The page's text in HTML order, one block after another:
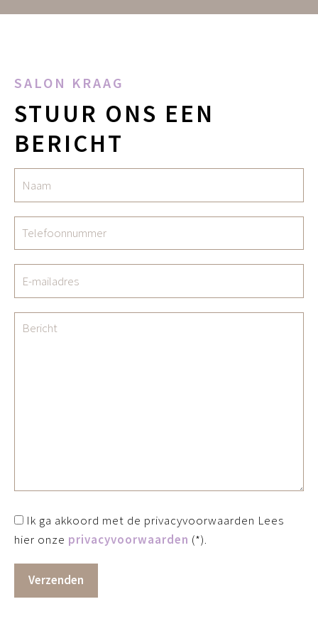
SALON KRAAG
STUUR ONS EEN
BERICHT
Ik ga akkoord met de privacyvoorwaarden Lees
hier onze privacyvoorwaarden (*).